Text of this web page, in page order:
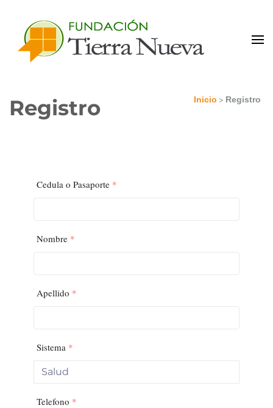
Registro Inicio > Registro
Cedula o Pasaporte *
Nombre *
Apellido *
Sistema *
Telefono *